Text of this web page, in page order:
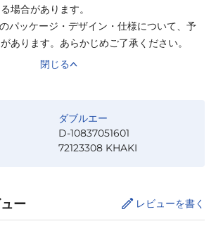
場合があります。
パッケージ・デザイン・仕様について、予
あります。あらかじめご了承ください。
閉じる
ダブルエー
D-10837051601
72123308 KHAKI
ー レビューを書く